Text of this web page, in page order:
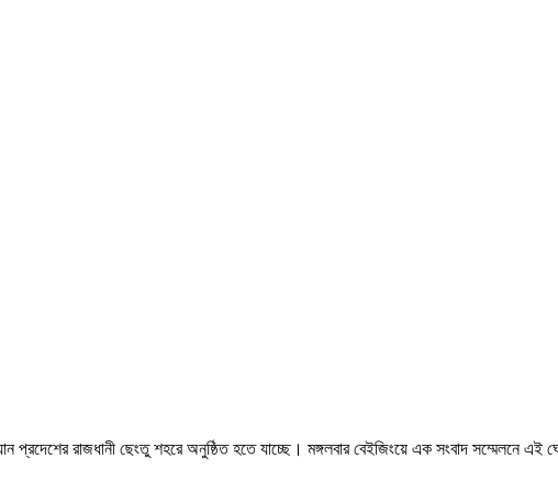
রাজধানী ছেংতু শহরে অনুষ্ঠিত হতে যাচ্ছে। মঙ্গলবার বেইজিংয়ে এক সংবাদ সম্মেলনে এই